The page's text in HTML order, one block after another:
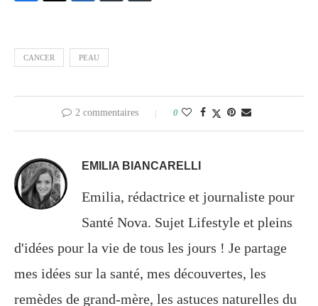
CANCER PEAU
2 commentaires 0
EMILIA BIANCARELLI
Emilia, rédactrice et journaliste pour
Santé Nova. Sujet Lifestyle et pleins
d'idées pour la vie de tous les jours ! Je partage
mes idées sur la santé, mes découvertes, les
remèdes de grand-mère, les astuces naturelles du